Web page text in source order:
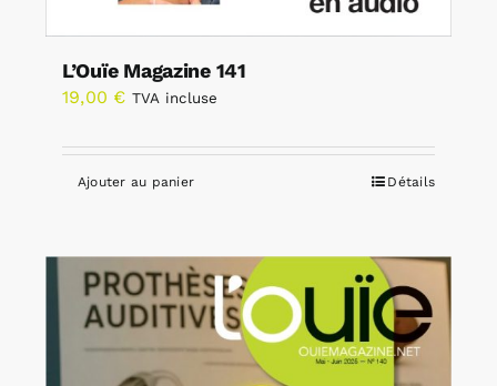
L’Ouïe Magazine 141
19,00 € TVA incluse
Ajouter au panier Détails